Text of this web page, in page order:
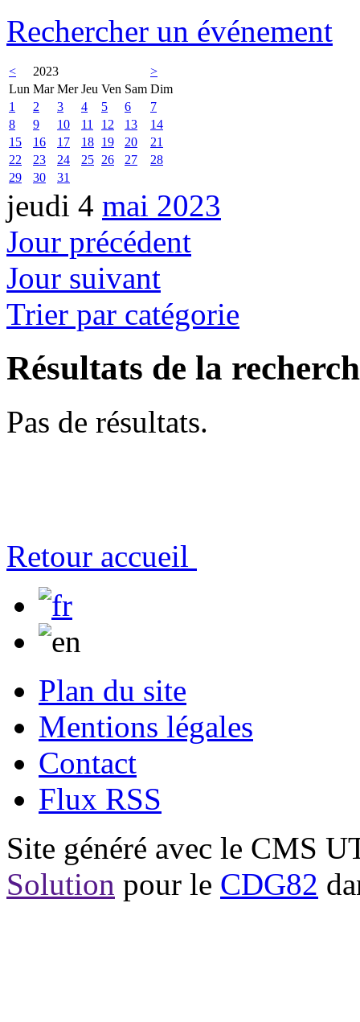
Rechercher un événement
< 2023
>
Lun Mar Mer Jeu Ven Sam Dim
1
2 3 4 5 6
7
8
9 10 11 12 13
14
15
16 17 18 19 20
21
22
23 24 25 26 27
28
29
30 31
jeudi 4 mai 2023
Jour précédent
Jour suivant
Trier par catégorie
Résultats de la
Pas de résultats.
Retour accueil
Plan du site
Mentions légales
Contact
Flux RSS
Site généré avec le CMS
Solution pour le CDG82